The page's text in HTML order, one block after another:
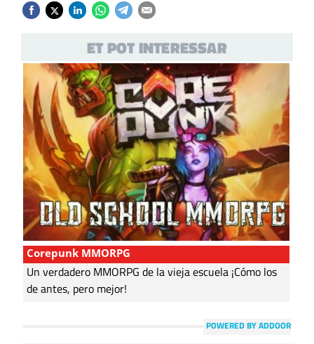
ET POT INTERESSAR
Corepunk MMORPG
Un verdadero MMORPG de la vieja escuela ¡Cómo los
de antes, pero mejor!
POWERED BY ADDOOR